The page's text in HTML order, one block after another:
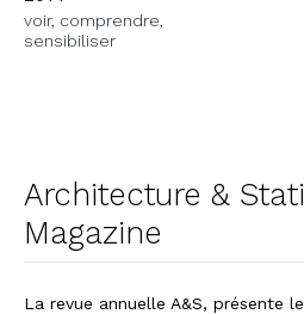
voir, comprendre,
sensibiliser
Architecture &
Magazine
La revue annuelle A&S, présente